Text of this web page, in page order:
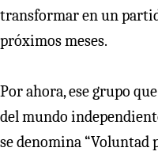
transformar en un
próximos meses.
Por ahora, ese grupo
del mundo
se denomina “Voluntad